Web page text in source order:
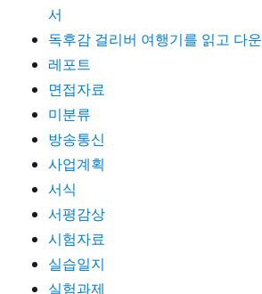
서
독후감 걸리버 여행기를 읽고 다운
레포트
면접자료
미분류
방송통신
사업계획
서식
서평감상
시험자료
실습일지
실험과제